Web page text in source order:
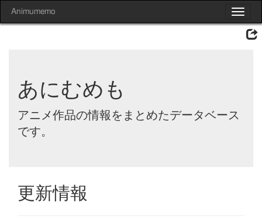
Toggle
Animumemo
あにむめも
アニメ作品の情報をまとめたデータベース
です。
更新情報